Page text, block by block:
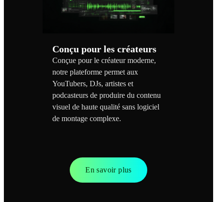
Conçu pour les créateurs
Conçue pour le créateur moderne,
notre plateforme permet aux
YouTubers, DJs, artistes et
podcasteurs de produire du contenu
visuel de haute qualité sans logiciel
de montage complexe.
En savoir plus